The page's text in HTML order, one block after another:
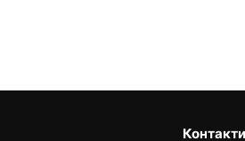
Контакти